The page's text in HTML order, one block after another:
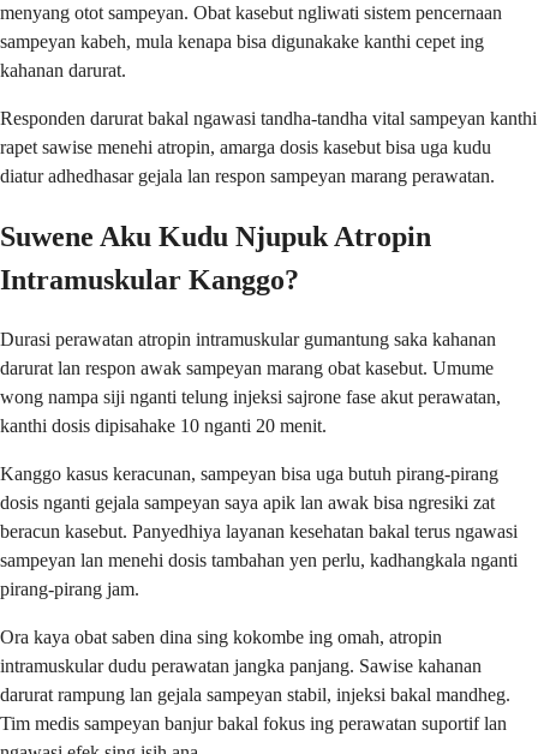
menyang otot sampeyan. Obat kasebut ngliwati sistem pencernaan
sampeyan kabeh, mula kenapa bisa digunakake kanthi cepet ing
kahanan darurat.
Responden darurat bakal ngawasi tandha-tandha vital sampeyan kanthi
rapet sawise menehi atropin, amarga dosis kasebut bisa uga kudu
diatur adhedhasar gejala lan respon sampeyan marang perawatan.
Suwene Aku Kudu Njupuk Atropin
Intramuskular Kanggo?
Durasi perawatan atropin intramuskular gumantung saka kahanan
darurat lan respon awak sampeyan marang obat kasebut. Umume
wong nampa siji nganti telung injeksi sajrone fase akut perawatan,
kanthi dosis dipisahake 10 nganti 20 menit.
Kanggo kasus keracunan, sampeyan bisa uga butuh pirang-pirang
dosis nganti gejala sampeyan saya apik lan awak bisa ngresiki zat
beracun kasebut. Panyedhiya layanan kesehatan bakal terus ngawasi
sampeyan lan menehi dosis tambahan yen perlu, kadhangkala nganti
pirang-pirang jam.
Ora kaya obat saben dina sing kokombe ing omah, atropin
intramuskular dudu perawatan jangka panjang. Sawise kahanan
darurat rampung lan gejala sampeyan stabil, injeksi bakal mandheg.
Tim medis sampeyan banjur bakal fokus ing perawatan suportif lan